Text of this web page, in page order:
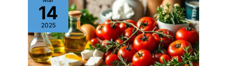
lisse vous donne un
toucher soyeux ; les
élégantes assiettes
ovales sont très
attrayantes et se
coordonnent bien avec
14
2025